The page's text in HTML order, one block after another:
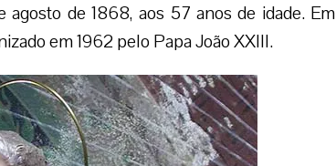
agosto de 1868, aos 57 anos de idade. Em
em 1962 pelo Papa João XXIII.